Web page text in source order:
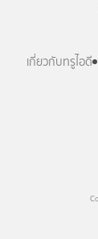
เกี่ยวกับทรูไอดี